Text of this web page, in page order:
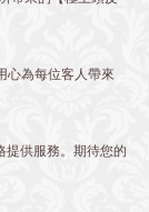
心為每位客人帶來
提供服務。期待您的